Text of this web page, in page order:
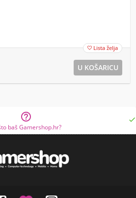
 Lista želja

baš Gamershop.hr?
